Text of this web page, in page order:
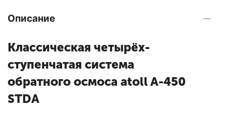
Описание
Классическая четырёх-
ступенчатая система
обратного осмоса atoll A-450
STDA